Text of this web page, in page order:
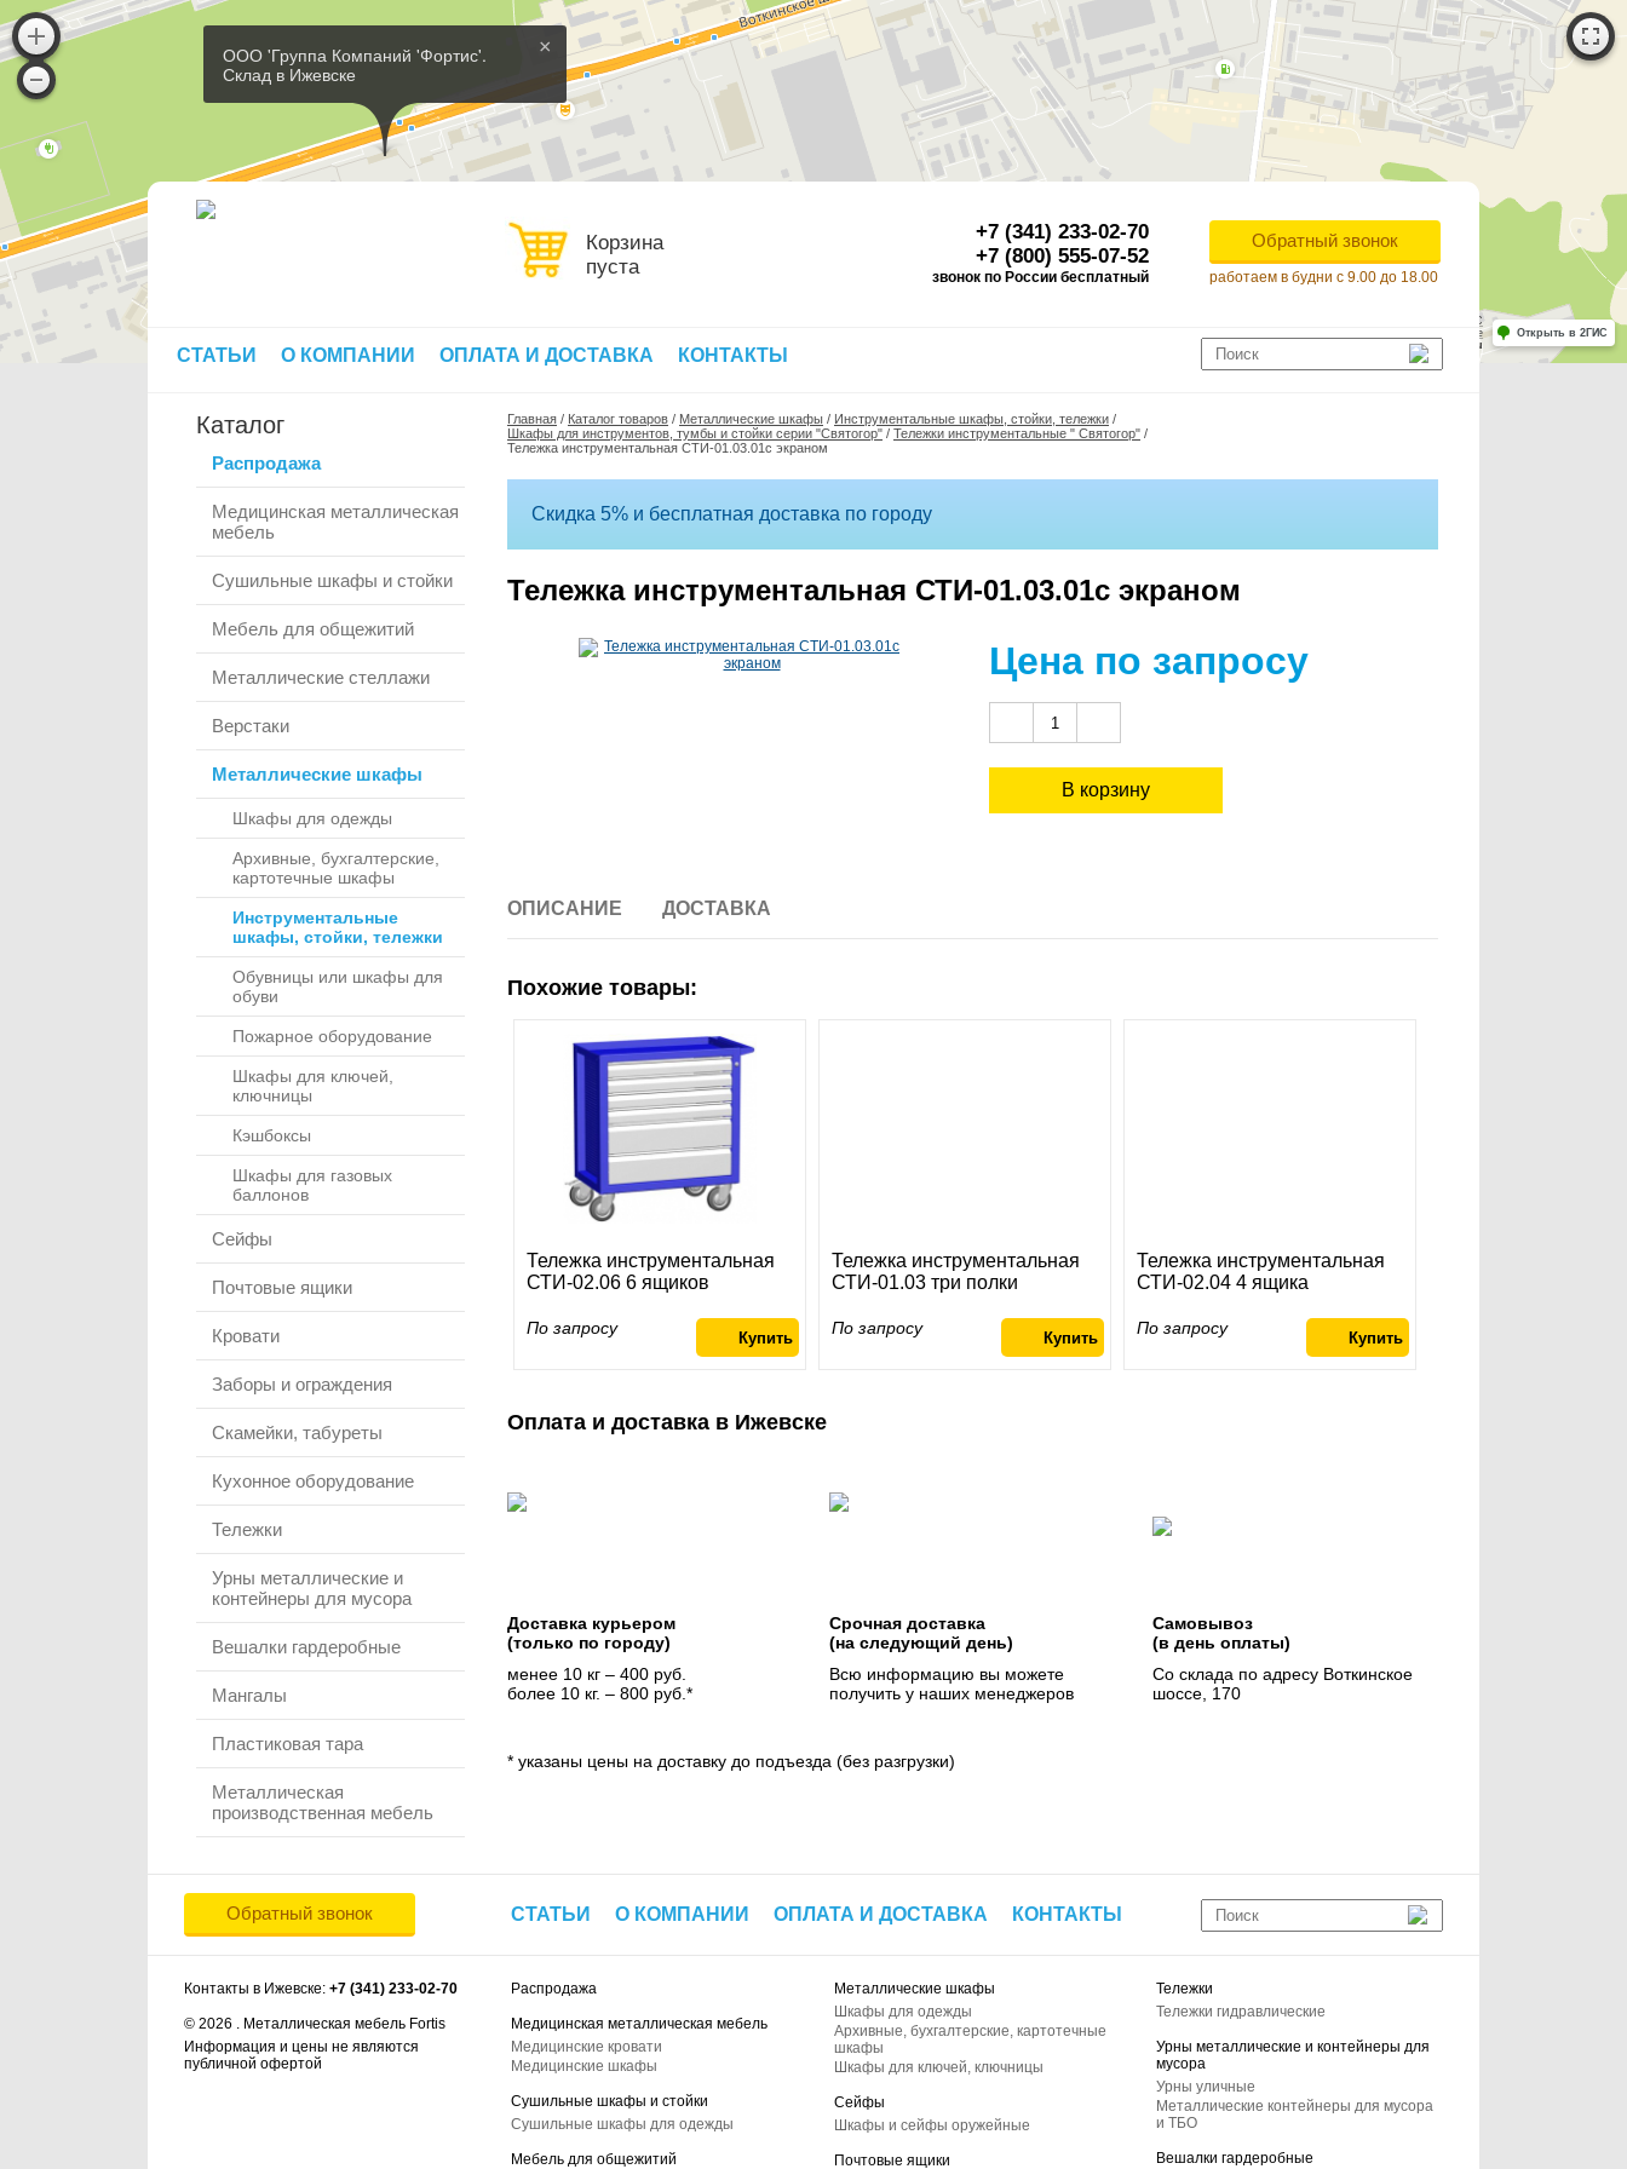
×
ООО 'Группа Компаний 'Фортис'.
Склад в Ижевске
Работает на API 2ГИС
Лицензионное соглашение
Для корректной работы Raster JS API нужен ключ. Помощь: api@2gis.ru
Открыть в 2ГИС
Корзина
пуста
+7 (341) 233-02-70
+7 (800) 555-07-52
звонок по России бесплатный
Обратный звонок
работаем в будни с 9.00 до 18.00
СТАТЬИ О КОМПАНИИ ОПЛАТА И ДОСТАВКА КОНТАКТЫ
Каталог
Распродажа
Медицинская металлическая
мебель
Сушильные шкафы и стойки
Мебель для общежитий
Металлические стеллажи
Верстаки
Металлические шкафы
Шкафы для одежды
Архивные, бухгалтерские,
картотечные шкафы
Инструментальные
шкафы, стойки, тележки
Обувницы или шкафы для
обуви
Пожарное оборудование
Шкафы для ключей,
ключницы
Кэшбоксы
Шкафы для газовых
баллонов
Сейфы
Почтовые ящики
Кровати
Заборы и ограждения
Скамейки, табуреты
Кухонное оборудование
Тележки
Урны металлические и
контейнеры для мусора
Вешалки гардеробные
Мангалы
Пластиковая тара
Металлическая
производственная мебель
Главная / Каталог товаров / Металлические шкафы / Инструментальные шкафы, стойки, тележки /
Шкафы для инструментов, тумбы и стойки серии "Святогор" / Тележки инструментальные " Святогор" /
Тележка инструментальная СТИ-01.03.01с экраном
Скидка 5% и бесплатная доставка по городу
Тележка инструментальная СТИ-01.03.01с экраном
Цена по запросу
ОПИСАНИЕ ДОСТАВКА
Похожие товары:
Тележка инструментальная
СТИ-02.06 6 ящиков
По запросу
Тележка инструментальная
СТИ-01.03 три полки
По запросу
Тележка инструментальная
СТИ-02.04 4 ящика
По запросу
Оплата и доставка в Ижевске
Доставка курьером
(только по городу)
менее 10 кг – 400 руб.
более 10 кг. – 800 руб.*
Срочная доставка
(на следующий день)
Всю информацию вы можете
получить у наших менеджеров
Самовывоз
(в день оплаты)
Со склада по адресу Воткинское
шоссе, 170
* указаны цены на доставку до подъезда (без разгрузки)
Обратный звонок СТАТЬИ О КОМПАНИИ ОПЛАТА И ДОСТАВКА КОНТАКТЫ
Контакты в Ижевске: +7 (341) 233-02-70
© 2026 . Металлическая мебель Fortis
Информация и цены не являются
публичной офертой
Распродажа
Медицинская металлическая мебель
Медицинские кровати
Медицинские шкафы
Сушильные шкафы и стойки
Сушильные шкафы для одежды
Мебель для общежитий
Металлические шкафы
Шкафы для одежды
Архивные, бухгалтерские, картотечные
шкафы
Шкафы для ключей, ключницы
Сейфы
Шкафы и сейфы оружейные
Почтовые ящики
Тележки
Тележки гидравлические
Урны металлические и контейнеры для
мусора
Урны уличные
Металлические контейнеры для мусора
и ТБО
Вешалки гардеробные